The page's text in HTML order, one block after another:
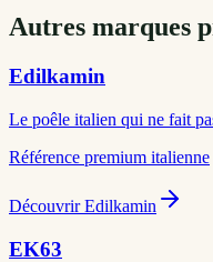
Autres marques
Edilkamin
Le poêle italien qui ne fait
Référence premium italienne
DécouvrirEdilkamin
EK63